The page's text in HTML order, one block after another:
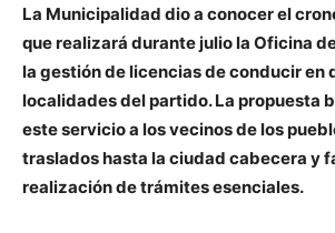
La Municipalidad dio a conocer el
que realizará durante julio la Oficina
la gestión de licencias de conducir en
localidades del partido. La propuesta
este servicio a los vecinos de los
traslados hasta la ciudad cabecera y
realización de trámites esenciales.